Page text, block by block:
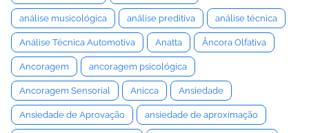
análise musicológica análise preditiva análise técnica
Análise Técnica Automotiva Anatta Âncora Olfativa
Ancoragem ancoragem psicológica
Ancoragem Sensorial Anicca Ansiedade
Ansiedade de Aprovação ansiedade de aproximação